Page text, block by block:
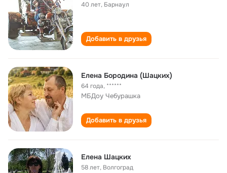
40 лет, Барнаул
Добавить в друзья
Елена Бородина (Шацких)
64 года, ******
МБДоу Чебурашка
Добавить в друзья
Елена Шацких
58 лет, Волгоград